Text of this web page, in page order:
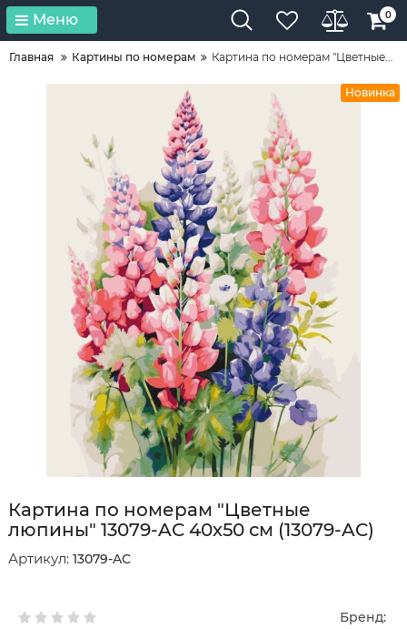
Меню 0
Главная Картины по номерам Картина по номерам "Цветные...
Новинка
Картина по номерам "Цветные
люпины" 13079-AC 40х50 см (13079-AC)
Артикул: 13079-AC
Бренд: